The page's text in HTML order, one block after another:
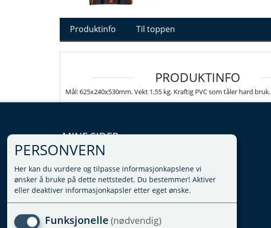
Produktinfo Til toppen
PRODUKTINFO
Mål: 625x240x530mm. Vekt 1,55 kg. Kraftig PVC som tåler hard bruk.
MINE SIDER
LOGG INN
VILKÅR
PERSONVERNERKLÆRING
ADMINISTRER COOKIES
PERSONVERN
Her kan du vurdere og tilpasse informasjonkapslene vi
ønsker å bruke på dette nettstedet. Du bestemmer! Aktiver
eller deaktiver informasjonkapsler etter eget ønske.
Funksjonelle (nødvendig)